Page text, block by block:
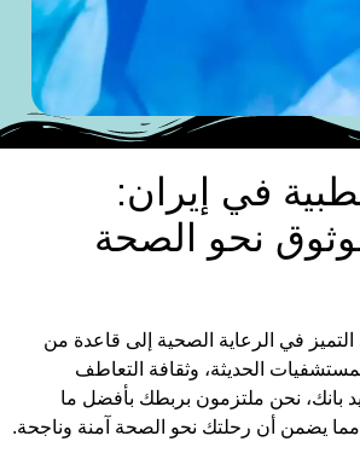
في إيران:
نحو الصحة
في الرعاية الصحية إلى قاعدة من
الحديثة، وثقافة التعاطف
بانك، نحن ملتزمون بربطك بأفضل ما
مما يضمن أن رحلتك نحو الصحة آمنة وناجحة.